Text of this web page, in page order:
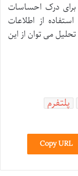
برای درک احساسات
استفاده از اطلاعات
تحلیلمیتوان از این
پلتفرم
Copy URL